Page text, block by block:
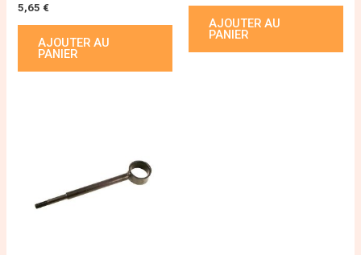
5,65 €
AJOUTER AU
PANIER
AJOUTER AU
PANIER